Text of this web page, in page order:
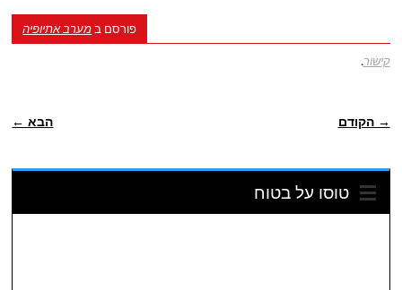
פורסם במערב אתיופיה
קישור.
→ הקודם הבא ←
טוסו על בטוח